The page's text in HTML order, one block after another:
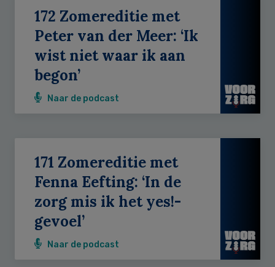
172 Zomereditie met
Peter van der Meer: ‘Ik
wist niet waar ik aan
begon’
Naar de podcast
171 Zomereditie met
Fenna Eefting: ‘In de
zorg mis ik het yes!-
gevoel’
Naar de podcast